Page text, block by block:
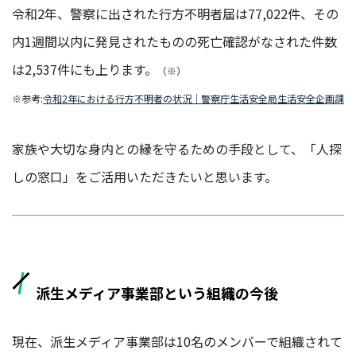
ィ
INFO
お知らせ
ー
ス
令和2年、警察に出された行方不明者届は77,022件、その
内1週間以内に発見されたものの死亡確認がなされた件数
は2,537件にも上ります。
（※）
※参考:令和2年における行方不明者の状況｜警察庁生活安全局生活安全企画課
家族や大切な身内との縁を守るための手段として、「人探
しの窓口」をご活用いただきたいと思います。
派生メディア事業部という組織の今後
現在、派生メディア事業部は10名のメンバーで組織されて